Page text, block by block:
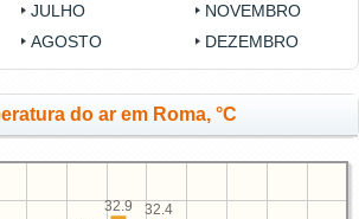
JULHO
AGOSTO
NOVEMBRO
DEZEMBRO
do ar em Roma, °C
32.4
32.9